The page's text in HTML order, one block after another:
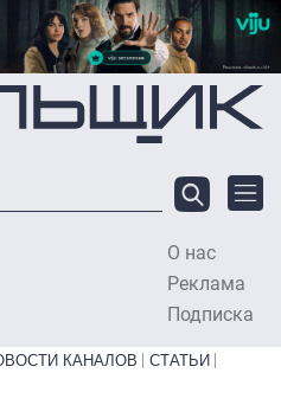
О нас
Реклама
Подписка
КАНАЛОВ
СТАТЬИ